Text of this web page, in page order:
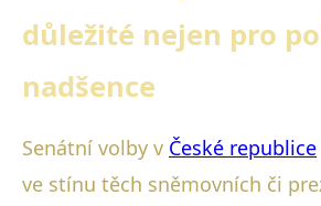
důležité nejen pro
nadšence
Senátní volby v České republice
ve stínu těch sněmovních či